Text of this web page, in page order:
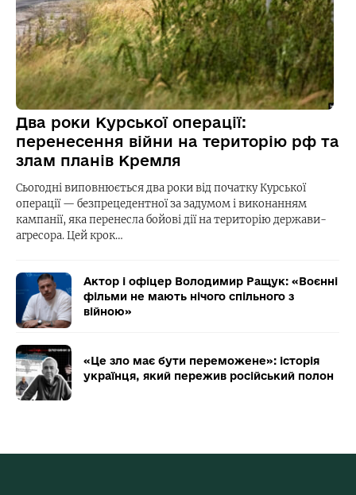
Два роки Курської операції:
перенесення війни на територію рф та
злам планів Кремля
Сьогодні виповнюється два роки від початку Курської
операції — безпрецедентної за задумом і виконанням
кампанії, яка перенесла бойові дії на територію держави-
агресора. Цей крок…
Актор і офіцер Володимир Ращук: «Воєнні
фільми не мають нічого спільного з
війною»
«Це зло має бути переможене»: історія
українця, який пережив російський полон